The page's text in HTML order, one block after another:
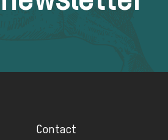
Contact